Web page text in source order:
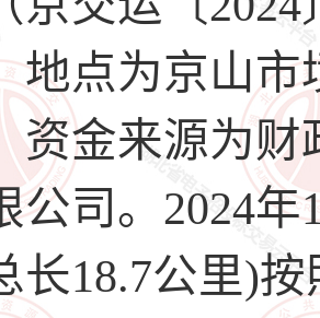
地点为京山
资金来源为
公司。2024
长18.7公里)